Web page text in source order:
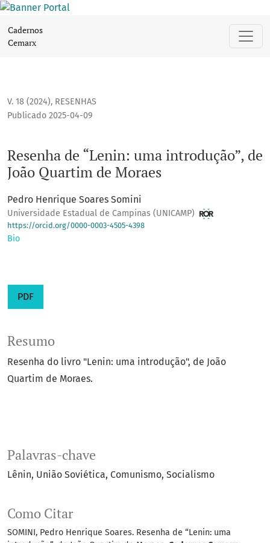
Cadernos
Cemarx
V. 18 (2024), RESENHAS
Resenha de “Lenin: uma introdução”, de
João Quartim de Moraes
Publicado 2025-04-09
Pedro Henrique Soares Somini
Universidade Estadual de Campinas (UNICAMP)
https://orcid.org/0000-0003-4505-4398
Bio
PDF
Palavras-chave
Lênin União Soviética Comunismo Socialismo
Como Citar
SOMINI, Pedro Henrique Soares. Resenha de “Lenin: uma
Resumo
Resenha do livro "Lenin: uma introdução", de João
Quartim de Moraes.